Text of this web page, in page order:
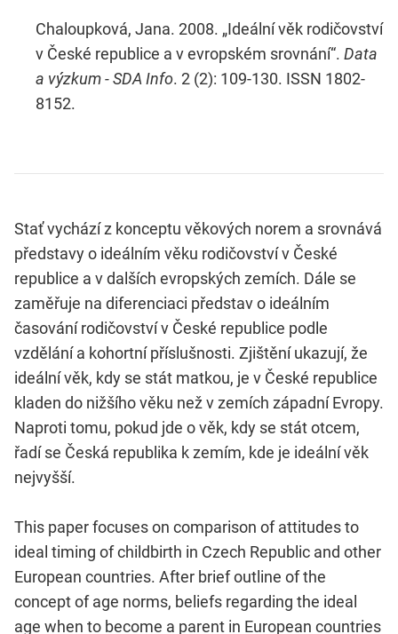
Chaloupková, Jana. 2008. „Ideální věk rodičovství
v České republice a v evropském srovnání“. Data
a výzkum - SDA Info. 2 (2): 109-130. ISSN 1802-
8152.
Stať vychází z konceptu věkových norem a srovnává
představy o ideálním věku rodičovství v České
republice a v dalších evropských zemích. Dále se
zaměřuje na diferenciaci představ o ideálním
časování rodičovství v České republice podle
vzdělání a kohortní příslušnosti. Zjištění ukazují, že
ideální věk, kdy se stát matkou, je v České republice
kladen do nižšího věku než v zemích západní Evropy.
Naproti tomu, pokud jde o věk, kdy se stát otcem,
řadí se Česká republika k zemím, kde je ideální věk
nejvyšší.
This paper focuses on comparison of attitudes to
ideal timing of childbirth in Czech Republic and other
European countries. After brief outline of the
concept of age norms, beliefs regarding the ideal
age when to become a parent in European countries